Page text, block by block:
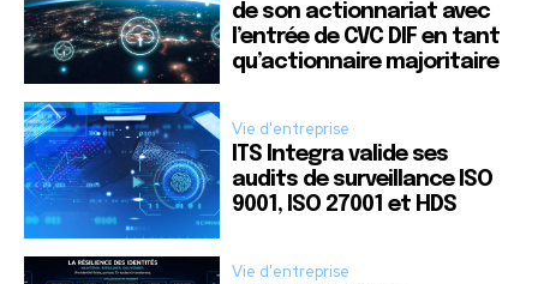
de son actionnariat avec
l’entrée de CVC DIF en tant
qu’actionnaire majoritaire
Vie d'entreprise
ITS Integra valide ses
audits de surveillance ISO
9001, ISO 27001 et HDS
Vie d'entreprise